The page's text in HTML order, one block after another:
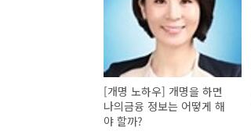
[개명 노하우] 개명을 하면
나의금융 정보는 어떻게 해
야 할까?